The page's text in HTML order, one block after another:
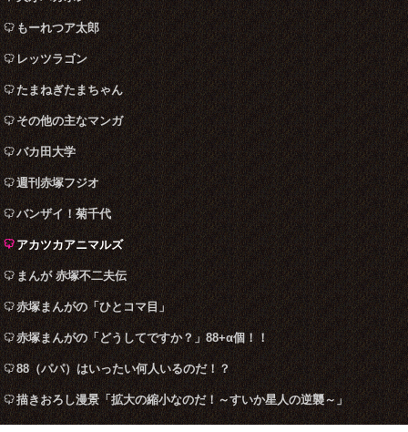
もーれつア太郎
レッツラゴン
たまねぎたまちゃん
その他の主なマンガ
バカ田大学
週刊赤塚フジオ
バンザイ！菊千代
アカツカアニマルズ
まんが 赤塚不二夫伝
赤塚まんがの「ひとコマ目」
赤塚まんがの「どうしてですか？」88+α個！！
88（パパ）はいったい何人いるのだ！？
描きおろし漫景「拡大の縮小なのだ！～すいか星人の逆襲～」